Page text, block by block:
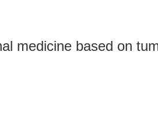
medicine based on